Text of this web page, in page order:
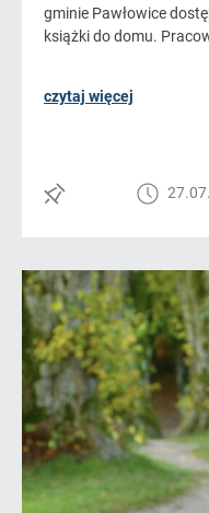
gminie Pawłowice
książki do domu.
czytaj więcej